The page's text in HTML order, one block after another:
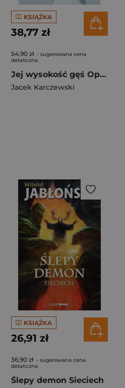
KSIĄŻKA
38,77 zł
54,90 zł - sugerowana cena
detaliczna
Jej wysokość gęś Opowieści o ptakach
Jacek Karczewski
KSIĄŻKA
26,91 zł
36,90 zł - sugerowana cena
detaliczna
Ślepy demon Sieciech